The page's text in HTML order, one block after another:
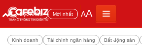
Đọc nhiều Mới nhất AA
Kinh doanh Tài chính ngân hàng Bất động sản